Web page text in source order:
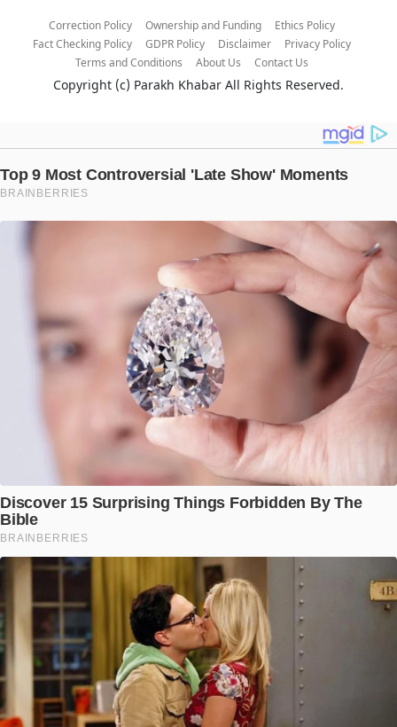
Correction Policy Ownership and Funding
Ethics Policy
Fact Checking Policy
GDPR Policy Disclaimer
Privacy Policy
Terms and Conditions
About Us Contact Us
Copyright (c) Parakh Khabar All Rights Reserved.